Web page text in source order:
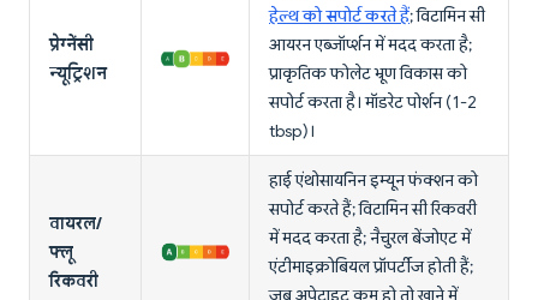
प्रेग्नेंसी
न्यूट्रिशन
हेल्थ को सपोर्ट करते हैं; विटामिन सी
आयरन एब्जॉर्प्शन में मदद करता है;
प्राकृतिक फोलेट भ्रूण विकास को
सपोर्ट करता है। मॉडरेट पोर्शन (1-2
tbsp)।
वायरल/
फ्लू
रिकवरी
हाई एंथोसायनिन इम्यून फंक्शन को
सपोर्ट करते हैं; विटामिन सी रिकवरी
में मदद करता है; नैचुरल बेंजोएट में
एंटीमाइक्रोबियल प्रॉपर्टीज होती हैं;
जब अपेटाइट कम हो तो खाने में